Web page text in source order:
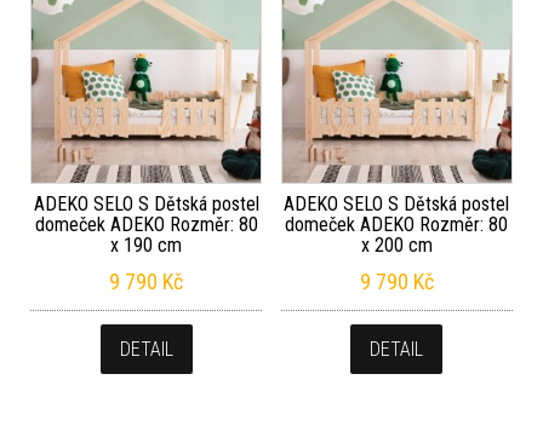
ADEKO SELO S Dětská postel
domeček ADEKO Rozměr: 80
x 190 cm
9 790 Kč
DETAIL
ADEKO SELO S Dětská postel
domeček ADEKO Rozměr: 80
x 200 cm
9 790 Kč
DETAIL